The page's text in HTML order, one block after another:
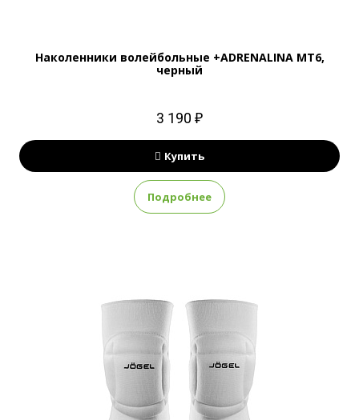
Наколенники волейбольные +ADRENALINA MT6,
черный
3 190 ₽
Купить
Подробнее